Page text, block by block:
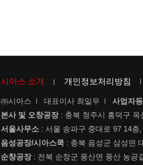
시아스 소개 개인정보처리방침
㈜시아스 대표이사 최일우
사업자
본사 및 오창공장 : 충북 청주시 흥덕구
서울사무소 : 서울 송파구 중대로 97 14층,
음성공장/시아스쿡 : 충북 음성군 삼성면
순창공장 : 전북 순창군 풍산면 풍산 농공